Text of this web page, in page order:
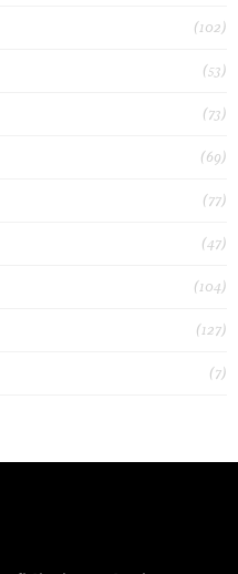
(102)
(53)
(73)
(69)
(77)
(47)
(104)
(127)
(7)